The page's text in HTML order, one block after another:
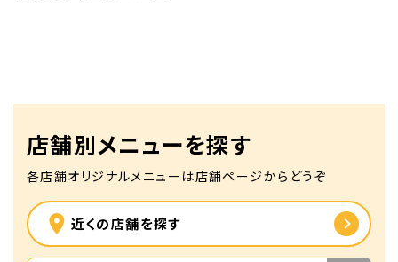
店舗別メニューを探す
各店舗オリジナルメニューは店舗ページからどうぞ
近くの店舗を探す